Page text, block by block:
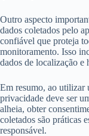
Outro aspecto
dados coletados pelo
confiável que proteja
monitoramento. Isso
dados de localização e
Em resumo, ao utilizar
privacidade deve ser
alheia, obter
coletados são práticas
responsável.